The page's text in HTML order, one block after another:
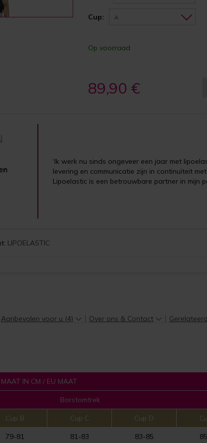
Cup: A
Op voorraad
89,90 €
‘Ik werk nu sinds ongeveer een jaar met
levering en communicatie zijn in continuïteit
Lipoelastic is een betrouwbare partner in mijn
LIPOELASTIC
Aanbevolen voor u (4) Over ons & Contact
MAAT IN CM / EU MAAT
Borstomtrek
Cup B Cup C Cup D
79-81 81-83 83-85